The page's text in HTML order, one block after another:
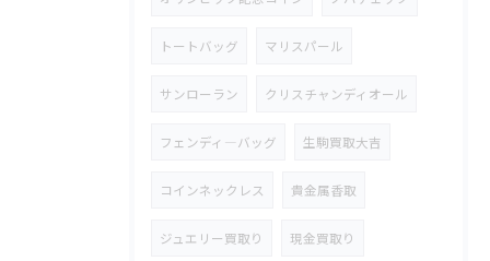
トートバッグ マリスパール
サンローラン クリスチャンディオール
フェンディ―バッグ 生駒買取大吉
コインネックレス 貴金属香取
ジュエリー買取り 現金買取り